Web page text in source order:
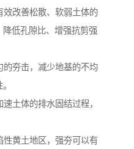
效改善松散、软弱土体的
低孔隙比、增强抗剪强
的夯击，减少地基的不均
土体的排水固结过程，
性黄土地区，强夯可以有